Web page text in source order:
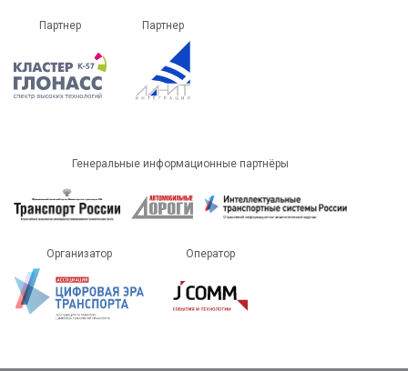
Партнер Партнер
Генеральные информационные партнёры
Организатор Оператор